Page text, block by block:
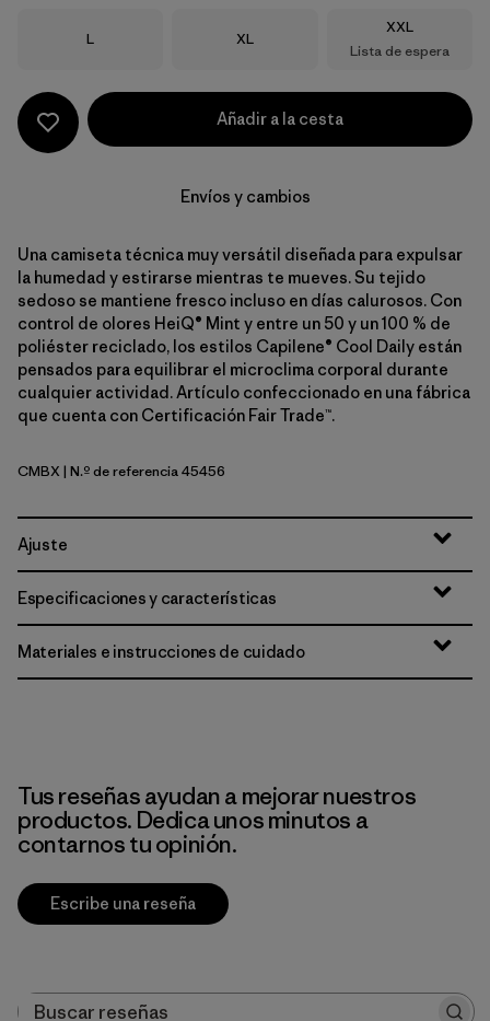
Talla
L Talla
XL
Talla
XXL
Lista de espera
Añadir a la cesta
Envíos y cambios
Una camiseta técnica muy versátil diseñada para expulsar
la humedad y estirarse mientras te mueves. Su tejido
sedoso se mantiene fresco incluso en días calurosos. Con
control de olores HeiQ® Mint y entre un 50 y un 100 % de
poliéster reciclado, los estilos Capilene® Cool Daily están
pensados para equilibrar el microclima corporal durante
cualquier actividad. Artículo confeccionado en una fábrica
que cuenta con Certificación Fair Trade™.
Clement Blue - Light Clement Blue X-Dye
CMBX | N.º de referencia 45456
Ajuste
Especificaciones y características
Materiales e instrucciones de cuidado
Tus reseñas ayudan a mejorar nuestros
productos. Dedica unos minutos a
contarnos tu opinión.
Escribe una reseña